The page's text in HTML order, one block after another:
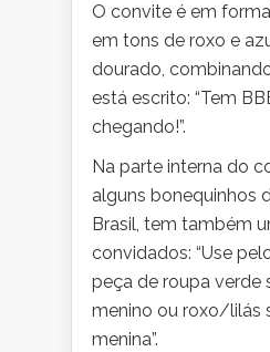
O convite é em
em tons de roxo e
dourado,
está escrito: “Tem
chegando!”.
Na parte interna do
alguns bonequinhos
Brasil, tem também
convidados: “Use
peça de roupa verde
menino ou roxo/lilás
menina”.